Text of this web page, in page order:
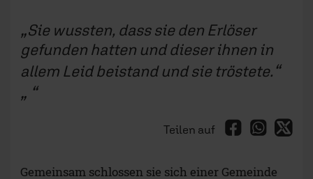
Sie wussten, dass sie den Erlöser
gefunden hatten und dieser ihnen in
allem Leid beistand und sie tröstete.
Teilen auf
Gemeinsam schlossen sie sich einer Gemeinde